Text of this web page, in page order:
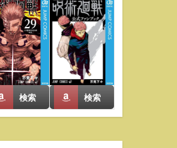
検索 検索